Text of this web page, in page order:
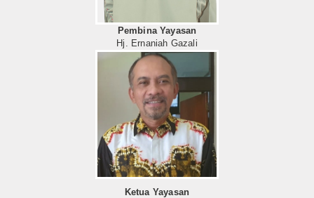
Pembina Yayasan
Hj. Ernaniah Gazali
Ketua Yayasan